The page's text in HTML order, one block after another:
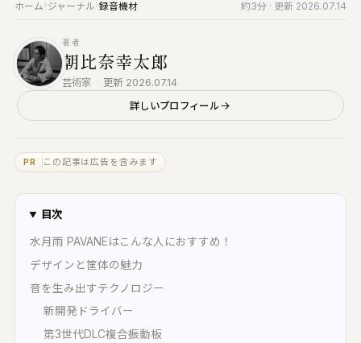
NOTE
ンドマップ
DAW
ウザ DAW｜録音・編集・ミックス
し
DAR 3D
オーディオ｜配置・動きを記録・5.1〜
・ADM/BW64
SPATIAL
整合｜スポットを整え、立体音響で書き出
キャプチャー
ムトーン実測｜環境に最適化して自動整音
音響工学
KUON AI
読んでも分からないことは、聞いてください。
音楽は生成しません
KUON NOTE
マインドマップ
ホーム›ジャーナル›録音機材 約3分 · 更新 2026.07.14
著者
朝比奈幸太郎
芸術家 · 更新 2026.07.14
詳しいプロフィール
PR この記事は広告を含みます
目次
水月雨 PAVANEはこんな人におすすめ！
デザインと筐体の魅力
音を生み出すテクノロジー
新開発ドライバー
第3世代DLC複合振動板